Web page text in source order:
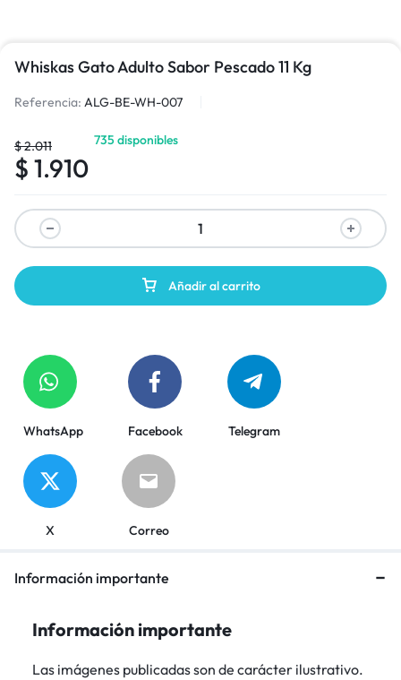
Whiskas Gato Adulto Sabor Pescado 11 Kg
Referencia: ALG-BE-WH-007
$2.011
$ 1.910
735 disponibles
Añadir al carrito
WhatsApp Facebook Telegram
X Correo
Información importante
Información importante
Las imágenes publicadas son de carácter ilustrativo.